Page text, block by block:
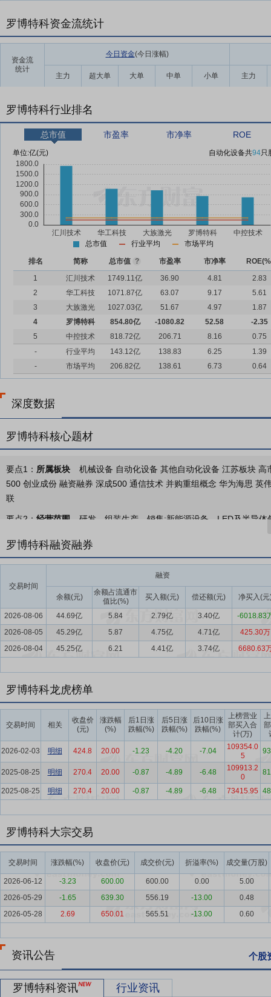
罗博特科资金流统计
资金流
统计
今日资金(今日涨幅)
主力 超大单 大单 中单 小单 主力
罗博特科行业排名
总市值 市盈率 市净率 ROE
单位:亿(元) 自动化设备共94只
总市值 行业平均 市场平均
排名 简称 总市值 ? 市盈率 市净率
1
汇川技术 1749.11亿 36.90 4.81
2.83
2
华工科技 1071.87亿 63.07 9.17
5.61
3
大族激光 1027.03亿 51.67 4.97
1.87
4
罗博特科 854.80亿 -1080.82 52.58
-2.35
5
中控技术 818.72亿 206.71 8.16
0.75
-
行业平均 143.12亿 138.83 6.25
1.39
-
市场平均 206.82亿 138.61 6.73 0.64
深度数据
罗博特科核心题材
要点1： 所属板块
机械设备 自动化设备 其他自动化设备 江苏板块
500 创业成份 融资融券 深成500 通信技术 并购重组概念 华为海思 英
联
要点2： 经营范围
研发、组装生产、销售:新能源设备、LED及半导
进出口业务,并提供相关技术咨询、开发等服务。(依法须经批准的项目
下游应用领域为光电子及半导体、光伏。
智能制造装备行业
（一）全球情况 全球新一轮科技革命和
度融合，为制造业高端化、智能化、绿色化发展赋予重大历史机遇。
节智能化的必备物质基础，更是智能制造产业的核心载体。当前各工
际层面，该产业发展势头强劲，主要集聚于欧美及亚洲地区，德国、
“自动化”向“自主化”演进。国内企业通过智能化改造，在提质、降本
要点5：光电子及半导体行业
当前，人工智能技术的深度普及与规模
长，行业对算力传输与数据处理的核心性能要求持续攀升。步入人工
低延迟、高能效的互联解决方案，以突破芯片在电路板、机架及系统
业背景下，传统电互连技术受物理特性、传输损耗及能耗上限制约，
向高速光互连的技术代际升级与产业变革，光互连技术逐步成为下一
技术包括CPO、OCS、OIO等，凭借其在带宽密度、传输速率及能耗
高潜力核心解决方案，有望推动光互连产业格局重构，成为未来算力
发电在越来越多的国家成为最有竞争力的电源形式，预计全球光伏市
伏发电成本持续下降和新兴市场需求增长等有利因素的推动下，全球
据，2025年全年，我国国内光伏新增装机315GW，同比增长13.3%
能源上网电价市场化改革、十四五规划期末年光伏项目节点要求带来
五期间新能源融合集成发展、绿电直连项目等政策实施效果显现，新
要点7：核心技术与研发壁垒
公司坚持技术创新为核心驱动力，持续
用需求，彰显了公司在机电一体化、机器视觉、光学及自动化方面的
要点8：产品与解决方案优势
公司两大业务板块协同互补，兼顾业绩
与智能工厂整体解决方案，产品适配主流高效电池技术路线，深度契
罗博特科融资融券
交易时间
融资
余额(元)
余额占流通市
值比(%)
买入额(元) 偿还额(元) 净买入(元
2026-08-06 44.69亿 5.84 2.79亿 3.40亿
-6018.83
2026-08-05
45.29亿 5.87 4.75亿 4.71亿
425.30万
2026-08-04
45.25亿 6.21 4.41亿 3.74亿 6680.63
罗博特科龙虎榜单
交易时间 相关
收盘价
(元)
涨跌幅
(%)
后1日涨
跌幅(%)
后5日涨
跌幅(%)
后10日涨
跌幅(%)
上榜营业
部买入合
计(万)
2026-02-03
明细 424.8 20.00 -1.23 -4.20 -7.04
109354.0
5
2025-08-25 明细 270.4 20.00 -0.87 -4.89 -6.48
109913.2
0
2025-08-25 明细 270.4 20.00 -0.87 -4.89 -6.48 73415.95
罗博特科大宗交易
交易时间 涨跌幅(%) 收盘价(元) 成交价(元) 折溢率(%) 成交量(万股)
2026-06-12 -3.23 600.00 600.00 0.00
5.00
2026-05-29
-1.65 639.30 556.19 -13.00
0.48
2026-05-28
2.69 650.01 565.51 -13.00 0.60
资讯公告 个股
罗博特科资讯 行业资讯